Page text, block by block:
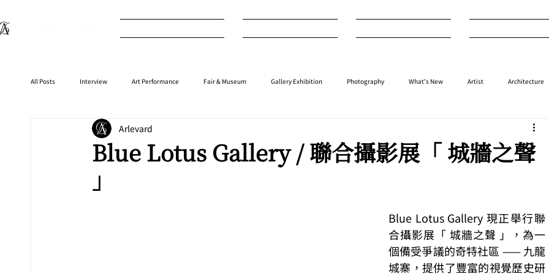
All Posts Interview Art Performance Fair & Museum Gallery Exhibition Photography What's New Artist Architecture
⁠⁠Product Anime Auction
Blue Lotus Gallery / 聯合攝影展「 城牆之聲
」
Arlevard
Blue Lotus Gallery 現正舉行聯
合攝影展「 城牆之聲 」，為⼀
個備受爭議的奇特社區 —— 九龍
城寨，提供了豐富的視覺歷史研